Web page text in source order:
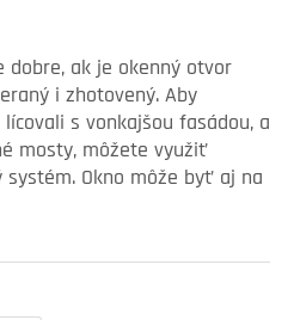
dobre, ak je okenný otvor
i zhotovený. Aby
s vonkajšou fasádou, a
mosty, môžete využiť
Okno môže byť aj na